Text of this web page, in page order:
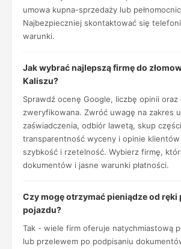
umowa kupna-sprzedaży lub
Najbezpieczniej skontaktować się
warunki.
Jak wybrać najlepszą firmę do
Kaliszu?
Sprawdź ocenę Google, liczbę opinii oraz
zweryfikowana. Zwróć uwagę na zakres
zaświadczenia, odbiór lawetą, skup
transparentność wyceny i opinie klientów
szybkość i rzetelność. Wybierz firmę,
dokumentów i jasne warunki płatności.
Czy mogę otrzymać pieniądze od ręki
pojazdu?
Tak - wiele firm oferuje natychmiastową
lub przelewem po podpisaniu